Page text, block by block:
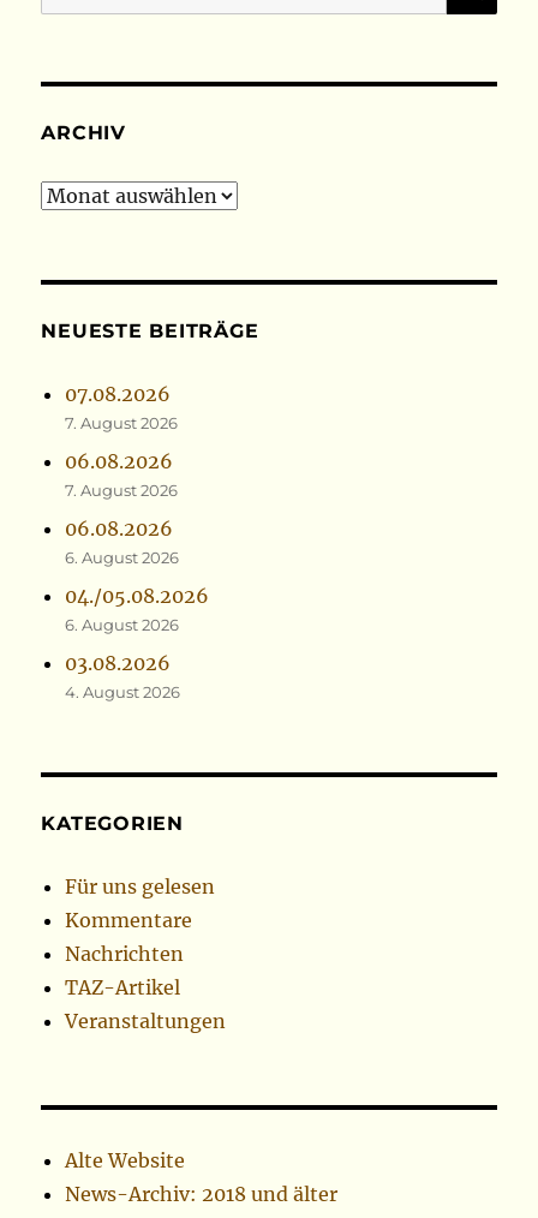
nach:
ARCHIV
Archiv
NEUESTE BEITRÄGE
07.08.2026
7. August 2026
06.08.2026
7. August 2026
06.08.2026
6. August 2026
04./05.08.2026
6. August 2026
03.08.2026
4. August 2026
KATEGORIEN
Für uns gelesen
Kommentare
Nachrichten
TAZ-Artikel
Veranstaltungen
Alte Website
News-Archiv: 2018 und älter